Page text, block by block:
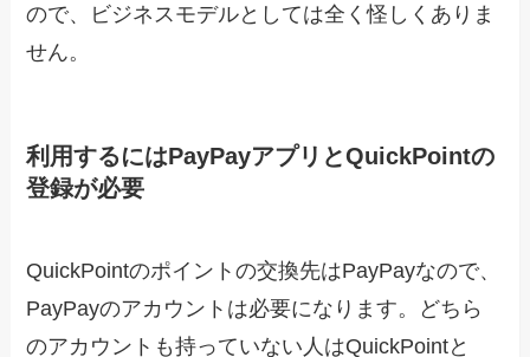
ので、ビジネスモデルとしては全く怪しくありま
せん。
利用するにはPayPayアプリとQuickPointの
登録が必要
QuickPointのポイントの交換先はPayPayなので、
PayPayのアカウントは必要になります。どちら
のアカウントも持っていない人はQuickPointと